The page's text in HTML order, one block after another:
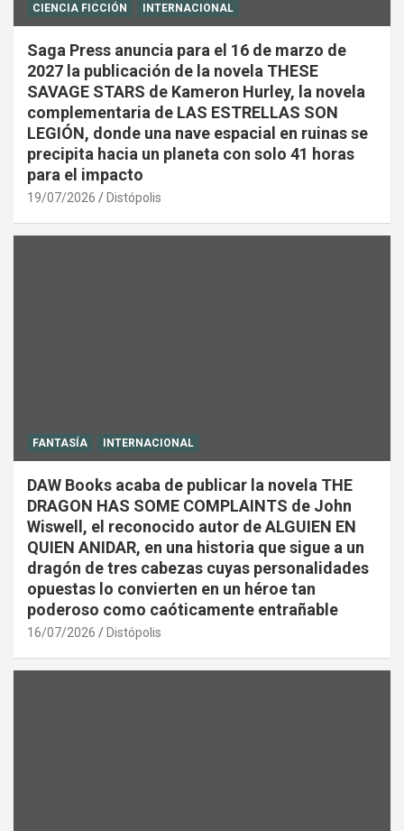
CIENCIA FICCIÓN INTERNACIONAL
Saga Press anuncia para el 16 de marzo de
2027 la publicación de la novela THESE
SAVAGE STARS de Kameron Hurley, la novela
complementaria de LAS ESTRELLAS SON
LEGIÓN, donde una nave espacial en ruinas se
precipita hacia un planeta con solo 41 horas
para el impacto
19/07/2026 Distópolis
FANTASÍA INTERNACIONAL
DAW Books acaba de publicar la novela THE
DRAGON HAS SOME COMPLAINTS de John
Wiswell, el reconocido autor de ALGUIEN EN
QUIEN ANIDAR, en una historia que sigue a un
dragón de tres cabezas cuyas personalidades
opuestas lo convierten en un héroe tan
poderoso como caóticamente entrañable
16/07/2026 Distópolis